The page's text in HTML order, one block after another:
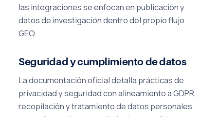
las integraciones se enfocan en publicación y
datos de investigación dentro del propio flujo
GEO.
Seguridad y cumplimiento de datos
La documentación oficial detalla prácticas de
privacidad y seguridad con alineamiento a GDPR,
recopilación y tratamiento de datos personales